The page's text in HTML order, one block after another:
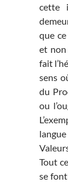
cette
que
et non
fait
sens
du
ou
Tout
se